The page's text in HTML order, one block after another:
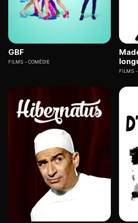
GBF
FILMS COMÉDIE
FILMS